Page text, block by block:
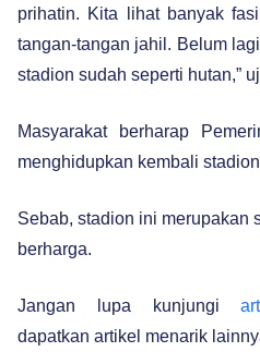
prihatin. Kita lihat banyak
tangan-tangan jahil. Belum
stadion sudah seperti hutan,”
Masyarakat berharap
menghidupkan kembali
Sebab, stadion ini merupakan
berharga.
Jangan lupa kunjungi
dapatkan artikel menarik